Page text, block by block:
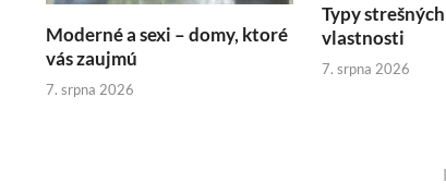
Moderné a sexi – domy, ktoré
vás zaujmú
7. srpna 2026
Typy
vlastnosti
7. srpna 2026